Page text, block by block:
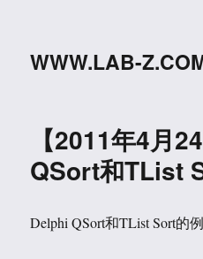
WWW.LAB-
【2011年4月
QSort和TList
Delphi QSort和TList Sort的